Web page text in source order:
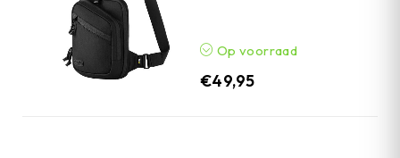
Op voorraad
€49,95